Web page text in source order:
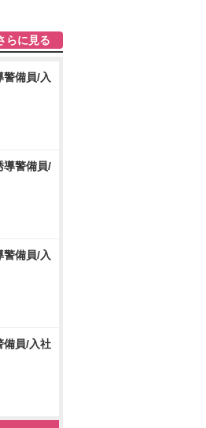
らに見る
警備員/入
導警備員/
警備員/入
備員/入社